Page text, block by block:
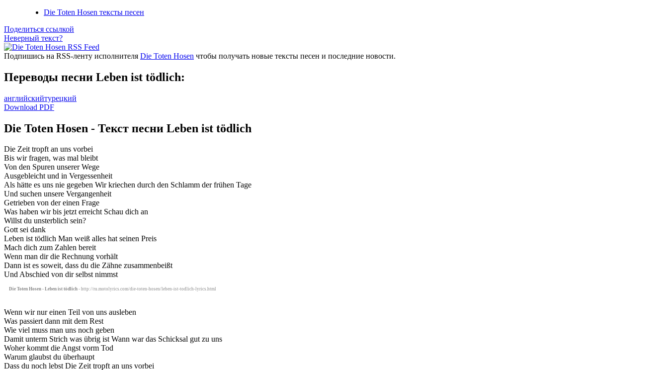
Die Toten Hosen тексты песен
Поделиться ссылкой
Неверный текст?
Подпишись на RSS-ленту исполнителя Die Toten Hosen чтобы получать новые тексты песен и последние новости.
Переводы песни Leben ist tödlich:
английскийтурецкий
Download PDF
Die Toten Hosen - Текст песни Leben ist tödlich
Die Zeit tropft an uns vorbei
Bis wir fragen, was mal bleibt
Von den Spuren unserer Wege
Ausgebleicht und in Vergessenheit
Als hätte es uns nie gegeben Wir kriechen durch den Schlamm der frühen Tage
Und suchen unsere Vergangenheit
Getrieben von der einen Frage
Was haben wir bis jetzt erreicht Schau dich an
Willst du unsterblich sein?
Gott sei dank
Leben ist tödlich Man weiß alles hat seinen Preis
Mach dich zum Zahlen bereit
Wenn man dir die Rechnung vorhält
Dann ist es soweit, dass du die Zähne zusammenbeißt
Und Abschied von dir selbst nimmst
Die Toten Hosen - Leben ist tödlich - http://ru.motolyrics.com/die-toten-hosen/leben-ist-todlich-lyrics.html
Wenn wir nur einen Teil von uns ausleben
Was passiert dann mit dem Rest
Wie viel muss man uns noch geben
Damit unterm Strich was übrig ist Wann war das Schicksal gut zu uns
Woher kommt die Angst vorm Tod
Warum glaubst du überhaupt
Dass du noch lebst Die Zeit tropft an uns vorbei